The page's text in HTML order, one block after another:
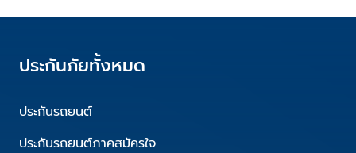
ประกันภัยทั้งหมด
ประกันรถยนต์
ประกันรถยนต์ภาคสมัครใจ